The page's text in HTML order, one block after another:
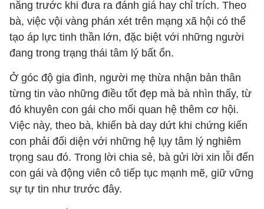
năng trước khi đưa ra đánh giá hay chỉ trích. Theo
bà, việc vội vàng phán xét trên mạng xã hội có thể
tạo áp lực tinh thần lớn, đặc biệt với những người
đang trong trạng thái tâm lý bất ổn.
Ở góc độ gia đình, người mẹ thừa nhận bản thân
từng tin vào những điều tốt đẹp mà bà nhìn thấy, từ
đó khuyên con gái cho mối quan hệ thêm cơ hội.
Việc này, theo bà, khiến bà day dứt khi chứng kiến
con phải đối diện với những hệ lụy tâm lý nghiêm
trọng sau đó. Trong lời chia sẻ, bà gửi lời xin lỗi đến
con gái và động viên cô tiếp tục mạnh mẽ, giữ vững
sự tự tin như trước đây.